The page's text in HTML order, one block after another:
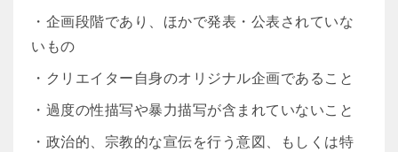
・企画段階であり、ほかで発表・公表されていな
いもの
・クリエイター自身のオリジナル企画であること
・過度の性描写や暴力描写が含まれていないこと
・政治的、宗教的な宣伝を行う意図、もしくは特